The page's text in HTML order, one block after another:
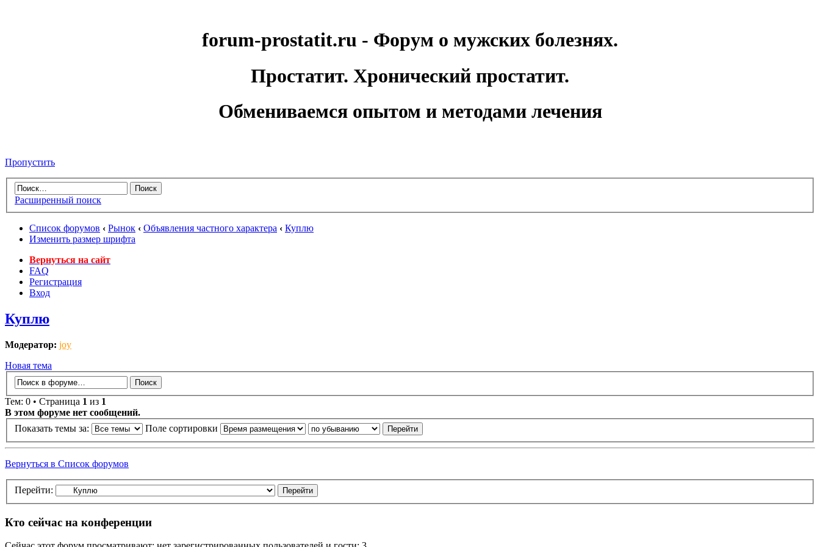
forum-prostatit.ru - Форум о мужских болезнях.
Простатит. Хронический простатит.
Обмениваемся опытом и методами лечения
Пропустить
Расширенный поиск
Список форумов ‹ Рынок ‹ Объявления частного характера ‹ Куплю
Изменить размер шрифта
Вернуться на сайт
FAQ
Регистрация
Вход
Куплю
Модератор: joy
Новая тема
Тем: 0 • Страница 1 из 1
В этом форуме нет сообщений.
Показать темы за:
Поле сортировки
Вернуться в Список форумов
Перейти:
Кто сейчас на конференции